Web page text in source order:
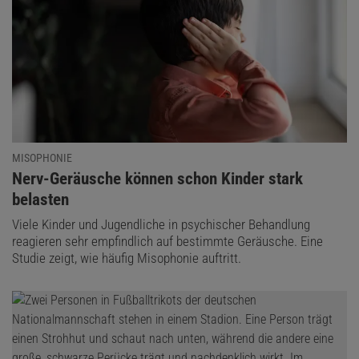
MISOPHONIE
:
Nerv-Geräusche können schon Kinder stark
belasten
Viele Kinder und Jugendliche in psychischer Behandlung
reagieren sehr empfindlich auf bestimmte Geräusche. Eine
Studie zeigt, wie häufig Misophonie auftritt.